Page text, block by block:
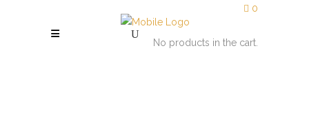
0
No products in the cart.